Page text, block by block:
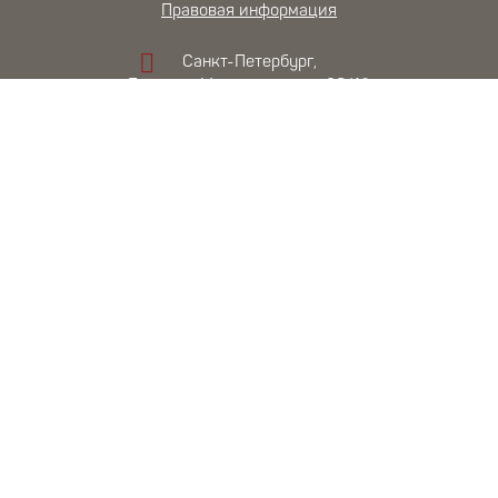
Правовая информация
Санкт-Петербург,
Большая Морская улица, 28/13